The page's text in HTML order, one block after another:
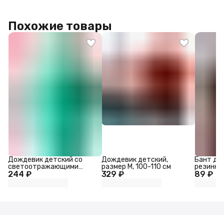
Похожие товары
244 ₽
Дождевик детский со
светоотражающими
элементами, зелёный,
329 ₽
Дождевик детский,
размер M, 100-110 см
89 ₽
Бант
ромашка